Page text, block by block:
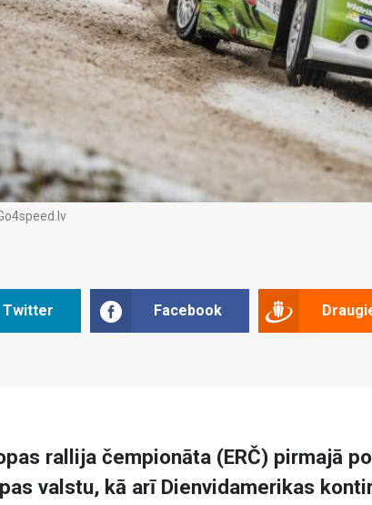
Twitter Facebook
rallija čempionāta (ERČ) pirmajā
valstu, kā arī Dienvidamerikas